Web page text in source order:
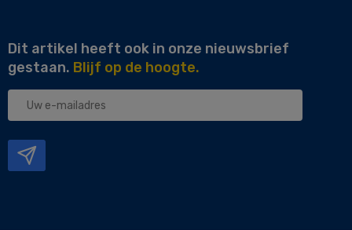
Dit artikel heeft ook in onze nieuwsbrief
gestaan. Blijf op de hoogte.
Uw